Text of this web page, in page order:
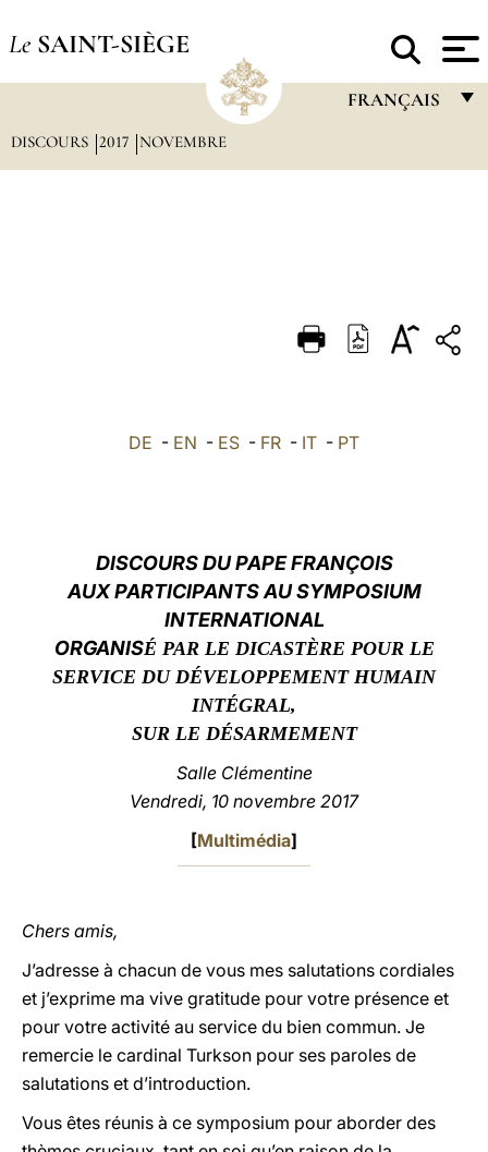
Le SAINT-SIÈGE
FRANÇAIS
DEUTSCH
العربيّة
DISCOURS 2017 NOVEMBRE
DE - EN - ES - FR - IT - PT
DISCOURS DU PAPE FRANÇOIS
AUX PARTICIPANTS AU SYMPOSIUM
INTERNATIONAL
ORGANISÉ PAR LE DICASTÈRE POUR LE
SERVICE DU DÉVELOPPEMENT HUMAIN
INTÉGRAL,
SUR LE DÉSARMEMENT
Salle Clémentine
Vendredi, 10 novembre 2017
[Multimédia]
Chers amis,
J’adresse à chacun de vous mes salutations cordiales
et j’exprime ma vive gratitude pour votre présence et
pour votre activité au service du bien commun. Je
remercie le cardinal Turkson pour ses paroles de
salutations et d’introduction.
Vous êtes réunis à ce symposium pour aborder des